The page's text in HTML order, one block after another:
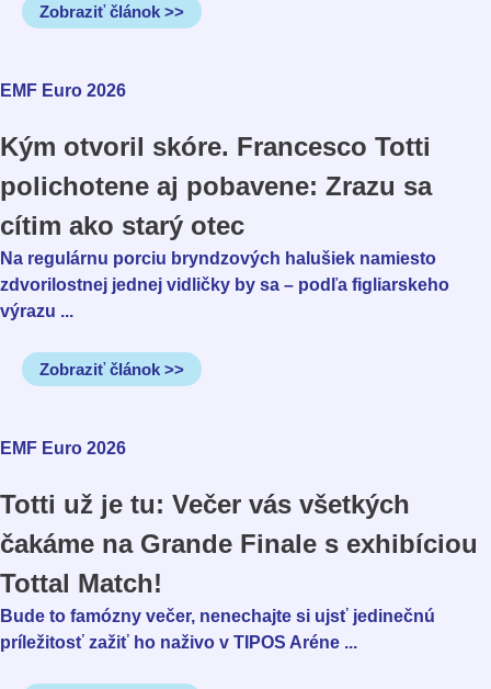
Zobraziť článok >>
EMF Euro 2026
Kým otvoril skóre. Francesco Totti
polichotene aj pobavene: Zrazu sa
cítim ako starý otec
Na regulárnu porciu bryndzových halušiek namiesto
zdvorilostnej jednej vidličky by sa – podľa figliarskeho
výrazu ...
Zobraziť článok >>
EMF Euro 2026
Totti už je tu: Večer vás všetkých
čakáme na Grande Finale s exhibíciou
Tottal Match!
Bude to famózny večer, nenechajte si ujsť jedinečnú
príležitosť zažiť ho naživo v TIPOS Aréne ...